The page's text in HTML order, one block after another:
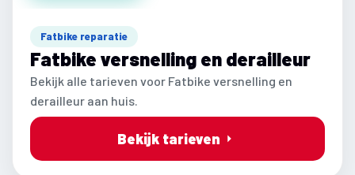
Fatbike reparatie
Fatbike versnelling en derailleur
Bekijk alle tarieven voor Fatbike versnelling en
derailleur aan huis.
Bekijk tarieven